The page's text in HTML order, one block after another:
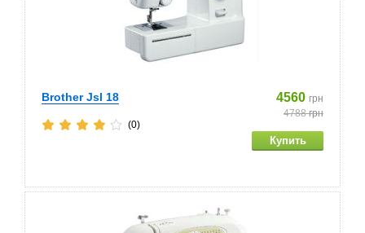
Brother Jsl 18 4560 грн
4788грн
(0)